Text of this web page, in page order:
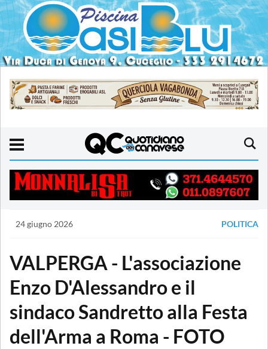
24 giugno 2026 POLITICA
VALPERGA - L'associazione
Enzo D'Alessandro e il
sindaco Sandretto alla Festa
dell'Arma a Roma - FOTO